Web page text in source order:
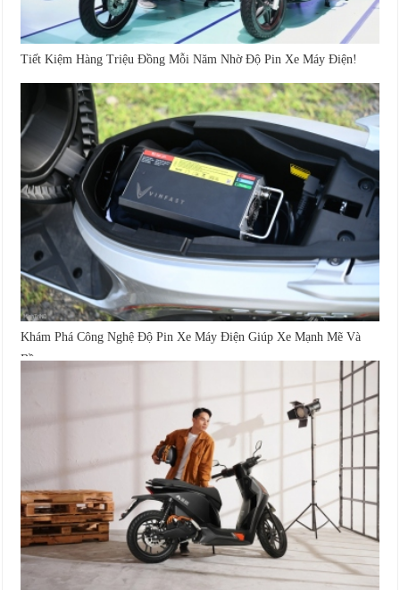
Tiết Kiệm Hàng Triệu Đồng Mỗi Năm Nhờ Độ Pin Xe Máy Điện!
Khám Phá Công Nghệ Độ Pin Xe Máy Điện Giúp Xe Mạnh Mẽ Và
Bền...